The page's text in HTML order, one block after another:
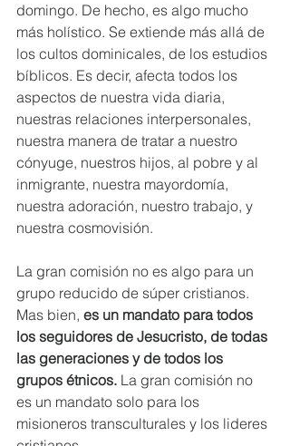
domingo. De hecho, es algo mucho
más holístico. Se extiende más allá de
los cultos dominicales, de los estudios
bíblicos. Es decir, afecta todos los
aspectos de nuestra vida diaria,
nuestras relaciones interpersonales,
nuestra manera de tratar a nuestro
cónyuge, nuestros hijos, al pobre y al
inmigrante, nuestra mayordomía,
nuestra adoración, nuestro trabajo, y
nuestra cosmovisión.
La gran comisión no es algo para un
grupo reducido de súper cristianos.
Mas bien, es un mandato para todos
los seguidores de Jesucristo, de todas
las generaciones y de todos los
grupos étnicos. La gran comisión no
es un mandato solo para los
misioneros transculturales y los lideres